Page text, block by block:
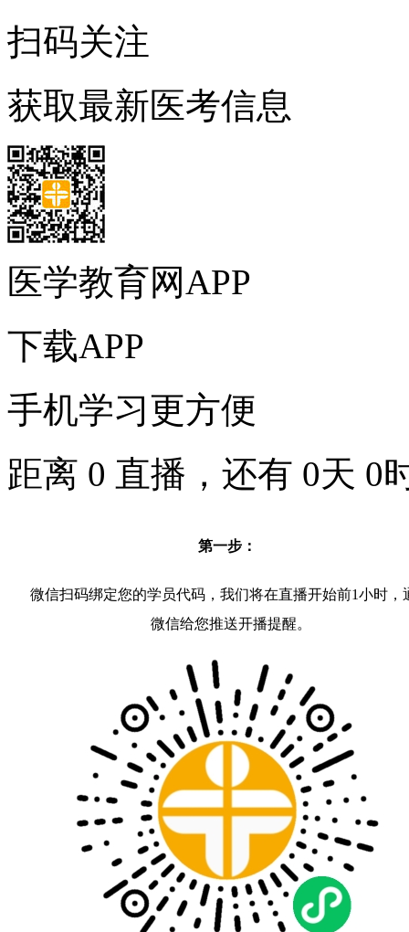
扫码关注
获取最新医考信息
医学教育网APP
下载APP
手机学习更方便
距离 0 直播，还有 0天 0
第一步：
微信扫码绑定您的学员代码，我们将在直播开始前1小时，
微信给您推送开播提醒。